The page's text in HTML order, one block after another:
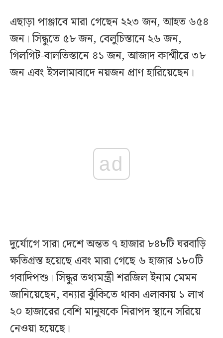
এছাড়া পাঞ্জাবে মারা গেছেন ২২৩ জন, আহত ৬৫৪
জন। সিন্ধুতে ৫৮ জন, বেলুচিস্তানে ২৬ জন,
গিলগিট-বালতিস্তানে ৪১ জন, আজাদ কাশ্মীরে ৩৮
জন এবং ইসলামাবাদে নয়জন প্রাণ হারিয়েছেন।
ad
দুর্যোগে সারা দেশে অন্তত ৭ হাজার ৮৪৮টি ঘরবাড়ি
ক্ষতিগ্রস্ত হয়েছে এবং মারা গেছে ৬ হাজার ১৮০টি
গবাদিপশু। সিন্ধুর তথ্যমন্ত্রী শরজিল ইনাম মেমন
জানিয়েছেন, বন্যার ঝুঁকিতে থাকা এলাকায় ১ লাখ
২০ হাজারের বেশি মানুষকে নিরাপদ স্থানে সরিয়ে
নেওয়া হয়েছে।